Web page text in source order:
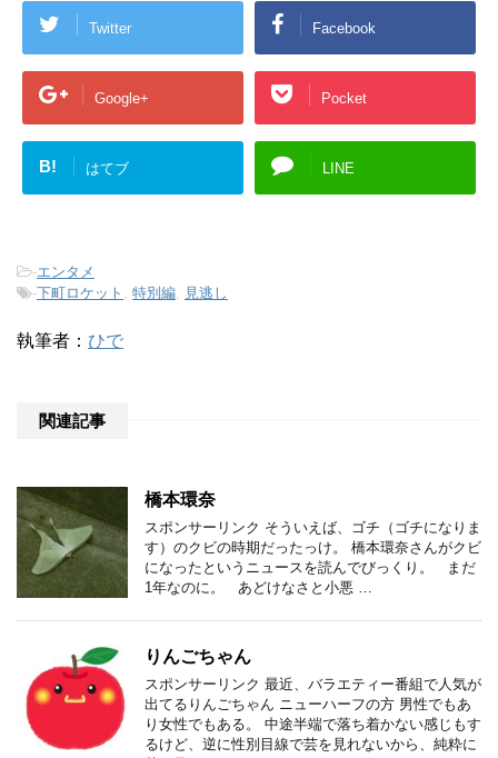
Twitter Facebook
Google+ Pocket
B! はてブ LINE
-エンタメ
-下町ロケット , 特別編, 見逃し
執筆者： ひで
関連記事
橋本環奈
スポンサーリンク そういえば、ゴチ（ゴチになりま
す）のクビの時期だったっけ。 橋本環奈さんがクビ
になったというニュースを読んでびっくり。 まだ
1年なのに。 あどけなさと小悪 …
りんごちゃん
スポンサーリンク 最近、バラエティー番組で人気が
出てるりんごちゃん ニューハーフの方 男性でもあ
り女性でもある。 中途半端で落ち着かない感じもす
るけど、逆に性別目線で芸を見れないから、純粋に